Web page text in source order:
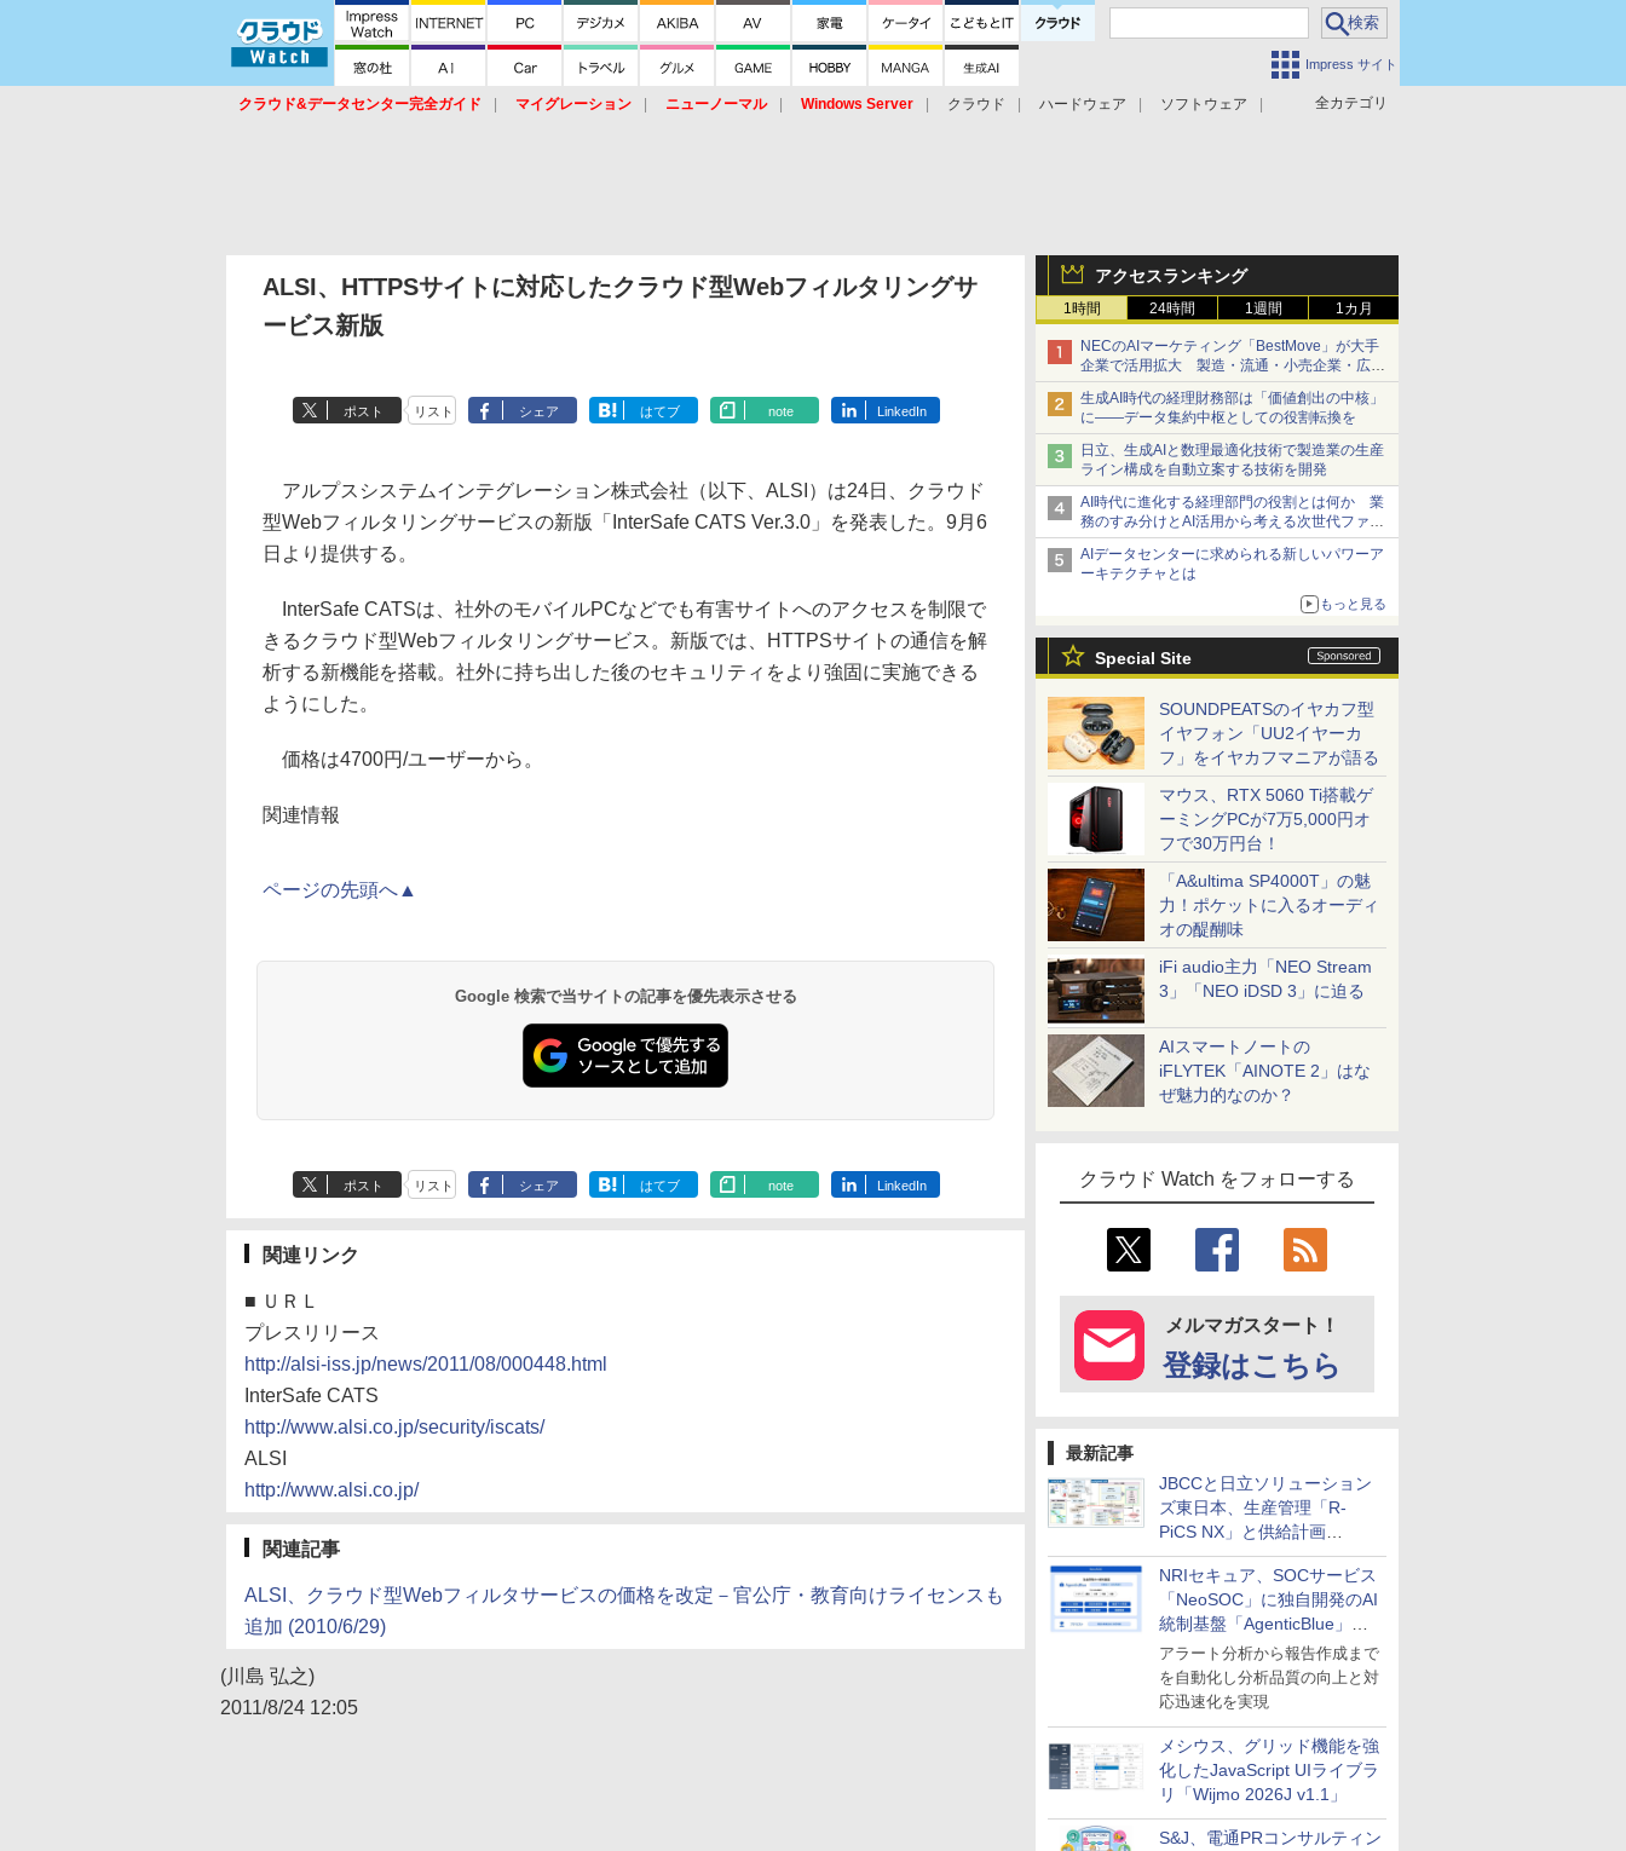
Impress サイト
全カテゴリ
クラウド&データセンター完全ガイド マイグレーション ニューノーマル Windows Server クラウド ハードウェア
ソフトウェア
アクセスランキング
1時間 24時間 1週間 1カ月
NECのAIマーケティング「BestMove」が大手
企業で活用拡大 製造・流通・小売企業・広告
代理店などが実装フェーズへ
生成AI時代の経理財務部は「価値創出の中核」
に――データ集約中枢としての役割転換を
日立、生成AIと数理最適化技術で製造業の生産
ライン構成を自動立案する技術を開発
AI時代に進化する経理部門の役割とは何か 業
務のすみ分けとAI活用から考える次世代ファイ
ナンス戦略
AIデータセンターに求められる新しいパワーア
ーキテクチャとは
もっと見る
Special Site
SOUNDPEATSのイヤカフ型
イヤフォン「UU2イヤーカ
フ」をイヤカフマニアが語る
マウス、RTX 5060 Ti搭載ゲ
ーミングPCが7万5,000円オ
フで30万円台！
「A&ultima SP4000T」の魅
力！ポケットに入るオーディ
オの醍醐味
iFi audio主力「NEO Stream
3」「NEO iDSD 3」に迫る
AIスマートノートの
iFLYTEK「AINOTE 2」はな
ぜ魅力的なのか？
クラウド Watch をフォローする
メルマガスタート！
登録はこちら
最新記事
JBCCと日立ソリューション
ズ東日本、生産管理「R-
PiCS NX」と供給計画
「scSQUARE ISP」の連携サ
ービスを提供開始
NRIセキュア、SOCサービス
「NeoSOC」に独自開発のAI
統制基盤「AgenticBlue」を
導入
アラート分析から報告作成まで
を自動化し分析品質の向上と対
応迅速化を実現
メシウス、グリッド機能を強
化したJavaScript UIライブラ
リ「Wijmo 2026J v1.1」
S&J、電通PRコンサルティン
ALSI、HTTPSサイトに対応したクラウド型Webフィルタリングサ
ービス新版
ポスト リスト シェア はてブ note LinkedIn
アルプスシステムインテグレーション株式会社（以下、ALSI）は24日、クラウド
型Webフィルタリングサービスの新版「InterSafe CATS Ver.3.0」を発表した。9月6
日より提供する。
InterSafe CATSは、社外のモバイルPCなどでも有害サイトへのアクセスを制限で
きるクラウド型Webフィルタリングサービス。新版では、HTTPSサイトの通信を解
析する新機能を搭載。社外に持ち出した後のセキュリティをより強固に実施できる
ようにした。
価格は4700円/ユーザーから。
関連情報
ページの先頭へ▲
Google 検索で当サイトの記事を優先表示させる
ポスト リスト シェア はてブ note LinkedIn
関連リンク
■ ＵＲＬ
プレスリリース
http://alsi-iss.jp/news/2011/08/000448.html
InterSafe CATS
http://www.alsi.co.jp/security/iscats/
ALSI
http://www.alsi.co.jp/
関連記事
ALSI、クラウド型Webフィルタサービスの価格を改定－官公庁・教育向けライセンスも
追加 (2010/6/29)
(川島 弘之)
2011/8/24 12:05